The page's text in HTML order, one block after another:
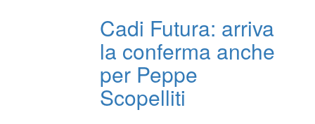
Cadi Futura: arriva
la conferma anche
per Peppe
Scopelliti